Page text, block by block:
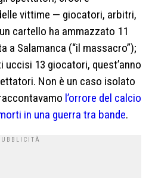
vittime — giocatori, arbitri,
cartello ha ammazzato 11
a Salamanca (“il massacro”);
uccisi 13 giocatori, quest’anno
Non è un caso isolato
l’orrore del calcio
in una guerra tra bande.